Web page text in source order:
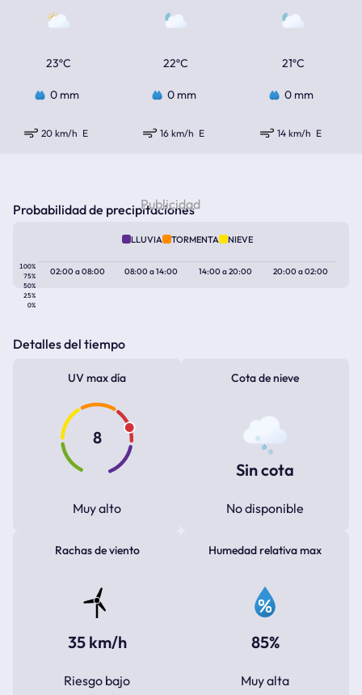
23ºC 22ºC 21ºC
0 mm 0 mm 0 mm
20 km/h E 16 km/h E 14 km/h E
Probabilidad de precipitaciones
LLUVIA TORMENTA NIEVE
100%
75%
50%
25%
0%
02:00a08:00 08:00a14:00 14:00a20:00 20:00a02:00
Detalles del tiempo
UV max día
8
Muy alto
Cota de nieve
Sin cota
No disponible
Rachas de viento
35 km/h
Riesgo bajo
Humedad relativa max
85%
Muy alta